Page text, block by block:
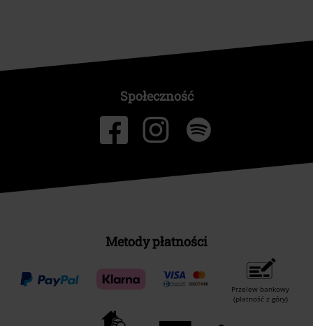
Społeczność
Metody płatności
Przelew bankowy
(płatność z góry)